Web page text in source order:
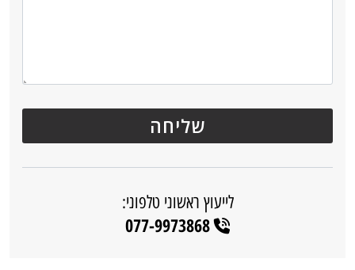
לייעוץ ראשוני טלפוני:
077-9973868